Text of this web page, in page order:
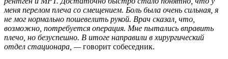
меня перелом плеча со смещением. Боль была очень сильная, я
не мог нормально пошевелить рукой. Врач сказал, что,
возможно, потребуется операция. Мне пытались вправить
плечо, но безуспешно. В итоге направили в хирургический
отдел стационара, —говорит собеседник.